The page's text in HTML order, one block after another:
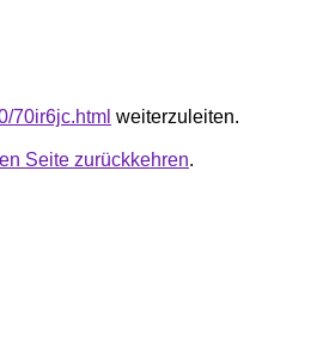
70ir6jc.html weiterzuleiten.
Seite zurückkehren.